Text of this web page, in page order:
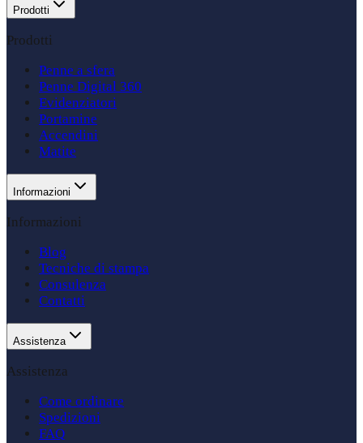
Prodotti
Prodotti
Penne a sfera
Penne Digital 360
Evidenziatori
Portamine
Accendini
Matite
Informazioni
Informazioni
Blog
Tecniche di stampa
Consulenza
Contatti
Assistenza
Assistenza
Come ordinare
Spedizioni
FAQ